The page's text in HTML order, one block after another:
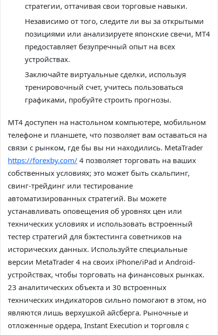
стратегии, оттачивая свои торговые навыки.
Независимо от того, следите ли вы за открытыми
позициями или анализируете японские свечи, MT4
предоставляет безупречный опыт на всех
устройствах.
Заключайте виртуальные сделки, используя
тренировочный счет, учитесь пользоваться
графиками, пробуйте строить прогнозы.
MT4 доступен на настольном компьютере, мобильном
телефоне и планшете, что позволяет вам оставаться на
связи с рынком, где бы вы ни находились. MetaTrader
https://forexby.com/ 4 позволяет торговать на ваших
собственных условиях; это может быть скальпинг,
свинг-трейдинг или тестирование
автоматизированных стратегий. Вы можете
устанавливать оповещения об уровнях цен или
технических условиях и использовать встроенный
тестер стратегий для бэктестинга советников на
исторических данных. Используйте специальные
версии MetaTrader 4 на своих iPhone/iPad и Android-
устройствах, чтобы торговать на финансовых рынках.
23 аналитических объекта и 30 встроенных
технических индикаторов сильно помогают в этом, но
являются лишь верхушкой айсберга. Рыночные и
отложенные ордера, Instant Execution и торговля с